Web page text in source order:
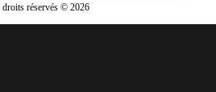
droits réservés © 2026